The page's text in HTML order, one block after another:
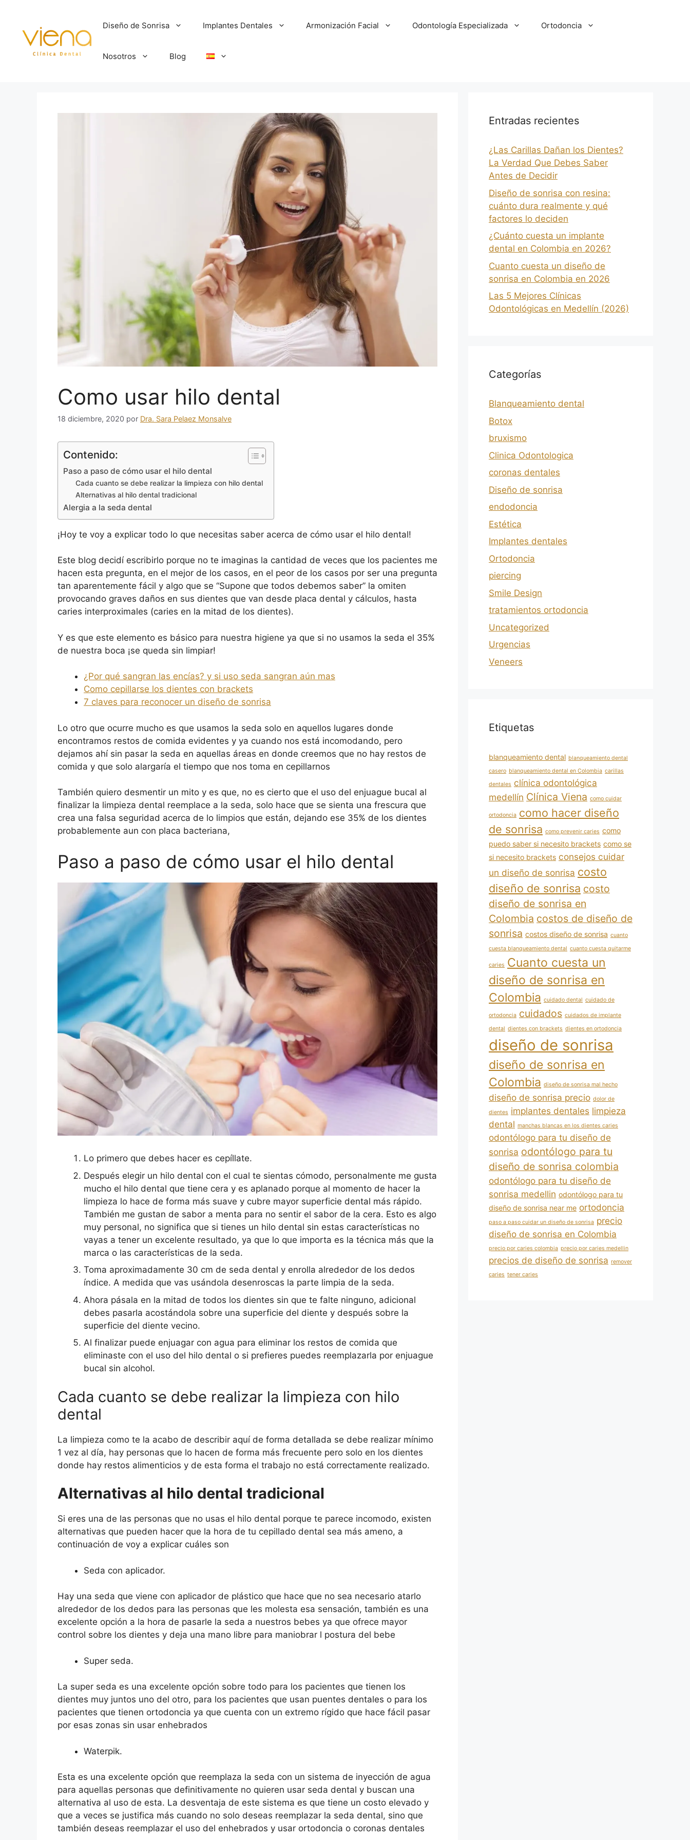
Diseño de Sonrisa Implantes Dentales Armonización Facial Odontología Especializada Ortodoncia
Nosotros Blog
Como usar hilo dental
18 diciembre, 2020 por Dra. Sara Pelaez Monsalve
Contenido:
Paso a paso de cómo usar el hilo dental
Cada cuanto se debe realizar la limpieza con hilo dental
Alternativas al hilo dental tradicional
Alergia a la seda dental
¡Hoy te voy a explicar todo lo que necesitas saber acerca de cómo usar el hilo dental!
Este blog decidí escribirlo porque no te imaginas la cantidad de veces que los pacientes me
hacen esta pregunta, en el mejor de los casos, en el peor de los casos por ser una pregunta
tan aparentemente fácil y algo que se “Supone que todos debemos saber” la omiten
provocando graves daños en sus dientes que van desde placa dental y cálculos, hasta
caries interproximales (caries en la mitad de los dientes).
Y es que este elemento es básico para nuestra higiene ya que si no usamos la seda el 35%
de nuestra boca ¡se queda sin limpiar!
¿Por qué sangran las encías? y si uso seda sangran aún mas
Como cepillarse los dientes con brackets
7 claves para reconocer un diseño de sonrisa
Lo otro que ocurre mucho es que usamos la seda solo en aquellos lugares donde
encontramos restos de comida evidentes y ya cuando nos está incomodando, pero
dejamos ahí sin pasar la seda en aquellas áreas en donde creemos que no hay restos de
comida y que solo alargaría el tiempo que nos toma en cepillarnos
También quiero desmentir un mito y es que, no es cierto que el uso del enjuague bucal al
finalizar la limpieza dental reemplace a la seda, solo hace que se sienta una frescura que
crea una falsa seguridad acerca de lo limpios que están, dejando ese 35% de los dientes
probablemente aun con placa bacteriana,
Paso a paso de cómo usar el hilo dental
Lo primero que debes hacer es cepíllate.
Después elegir un hilo dental con el cual te sientas cómodo, personalmente me gusta
mucho el hilo dental que tiene cera y es aplanado porque al momento de hacer la
limpieza lo hace de forma más suave y cubre mayor superficie dental más rápido.
También me gustan de sabor a menta para no sentir el sabor de la cera. Esto es algo
muy personal, no significa que si tienes un hilo dental sin estas características no
vayas a tener un excelente resultado, ya que lo que importa es la técnica más que la
marca o las características de la seda.
Toma aproximadamente 30 cm de seda dental y enrolla alrededor de los dedos
índice. A medida que vas usándola desenroscas la parte limpia de la seda.
Ahora pásala en la mitad de todos los dientes sin que te falte ninguno, adicional
debes pasarla acostándola sobre una superficie del diente y después sobre la
superficie del diente vecino.
Al finalizar puede enjuagar con agua para eliminar los restos de comida que
eliminaste con el uso del hilo dental o si prefieres puedes reemplazarla por enjuague
bucal sin alcohol.
Cada cuanto se debe realizar la limpieza con hilo
dental
La limpieza como te la acabo de describir aquí de forma detallada se debe realizar mínimo
1 vez al día, hay personas que lo hacen de forma más frecuente pero solo en los dientes
donde hay restos alimenticios y de esta forma el trabajo no está correctamente realizado.
Alternativas al hilo dental tradicional
Si eres una de las personas que no usas el hilo dental porque te parece incomodo, existen
alternativas que pueden hacer que la hora de tu cepillado dental sea más ameno, a
continuación de voy a explicar cuáles son
Seda con aplicador.
Hay una seda que viene con aplicador de plástico que hace que no sea necesario atarlo
alrededor de los dedos para las personas que les molesta esa sensación, también es una
excelente opción a la hora de pasarle la seda a nuestros bebes ya que ofrece mayor
control sobre los dientes y deja una mano libre para maniobrar l postura del bebe
Super seda.
La super seda es una excelente opción sobre todo para los pacientes que tienen los
dientes muy juntos uno del otro, para los pacientes que usan puentes dentales o para los
pacientes que tienen ortodoncia ya que cuenta con un extremo rígido que hace fácil pasar
por esas zonas sin usar enhebrados
Waterpik.
Esta es una excelente opción que reemplaza la seda con un sistema de inyección de agua
para aquellas personas que definitivamente no quieren usar seda dental y buscan una
alternativa al uso de esta. La desventaja de este sistema es que tiene un costo elevado y
que a veces se justifica más cuando no solo deseas reemplazar la seda dental, sino que
también deseas reemplazar el uso del enhebrados y usar ortodoncia o coronas dentales
Entradas recientes
¿Las Carillas Dañan los Dientes?
La Verdad Que Debes Saber
Antes de Decidir
Diseño de sonrisa con resina:
cuánto dura realmente y qué
factores lo deciden
¿Cuánto cuesta un implante
dental en Colombia en 2026?
Cuanto cuesta un diseño de
sonrisa en Colombia en 2026
Las 5 Mejores Clínicas
Odontológicas en Medellín (2026)
Categorías
Blanqueamiento dental
Botox
bruxismo
Clinica Odontologica
coronas dentales
Diseño de sonrisa
endodoncia
Estética
Implantes dentales
Ortodoncia
piercing
Smile Design
tratamientos ortodoncia
Uncategorized
Urgencias
Veneers
Etiquetas
blanqueamiento dental blanqueamiento dental
casero blanqueamiento dental en Colombia carillas
dentales clínica odontológica
medellín Clínica Viena como cuidar
ortodoncia como hacer diseño
de sonrisa como prevenir caries como
puedo saber si necesito brackets como se
si necesito brackets consejos cuidar
un diseño de sonrisa costo
diseño de sonrisa costo
diseño de sonrisa en
Colombia costos de diseño de
sonrisa costos diseño de sonrisa cuanto
cuesta blanqueamiento dental cuanto cuesta quitarme
caries Cuanto cuesta un
diseño de sonrisa en
Colombia cuidado dental cuidado de
ortodoncia cuidados cuidados de implante
dental dientes con brackets dientes en ortodoncia
diseño de sonrisa
diseño de sonrisa en
Colombia diseño de sonrisa mal hecho
diseño de sonrisa precio dolor de
dientes implantes dentales limpieza
dental manchas blancas en los dientes caries
odontólogo para tu diseño de
sonrisa odontólogo para tu
diseño de sonrisa colombia
odontólogo para tu diseño de
sonrisa medellin odontólogo para tu
diseño de sonrisa near me ortodoncia
paso a paso cuidar un diseño de sonrisa precio
diseño de sonrisa en Colombia
precio por caries colombia precio por caries medellin
precios de diseño de sonrisa remover
caries tener caries